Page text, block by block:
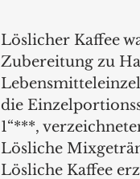
Löslicher Kaffee
Zubereitung zu
die
1“***,
Lösliche
Lösliche Kaffee